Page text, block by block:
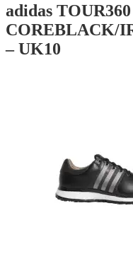
adidas
COREBLACK/
– UK10